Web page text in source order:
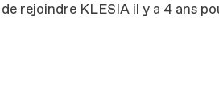
rejoindre KLESIA il y a 4 ans